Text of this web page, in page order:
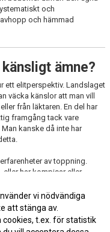
och
och hämmad
ämne?
ett elitperspektiv. Landslaget
väcka känslor att man vill
från läktaren. En del har
framgång tack vare
kanske då inte har
av toppning.
eller har kompisar eller
och känslor kring ämnet.
vi nödvändiga
att stänga av.
cookies, t.ex. för statistik